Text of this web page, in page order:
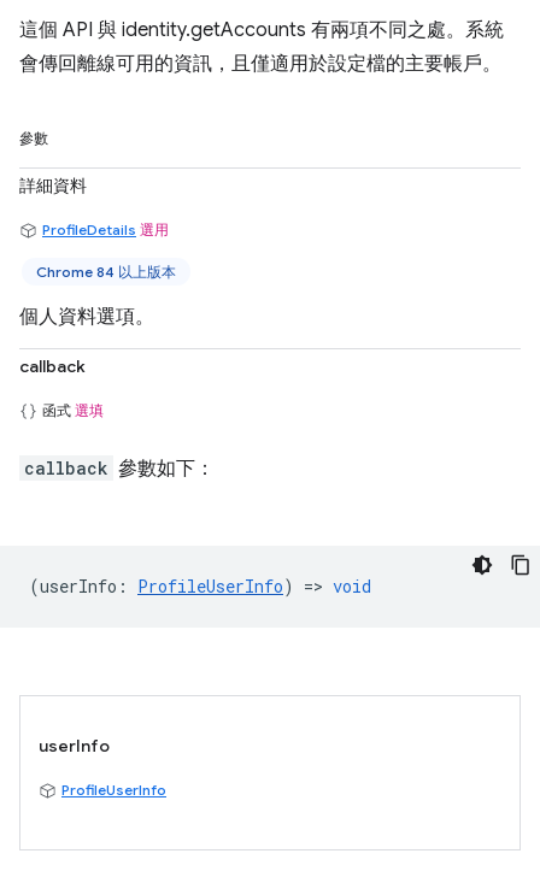
這個 API 與 identity.getAccounts 有兩項不同之處。系統
會傳回離線可用的資訊，且僅適用於設定檔的主要帳戶。
參數
詳細資料
ProfileDetails 選用
Chrome 84 以上版本
個人資料選項。
callback
函式 選填
callback 參數如下：
(userInfo : ProfileUserInfo) => void
userInfo
ProfileUserInfo